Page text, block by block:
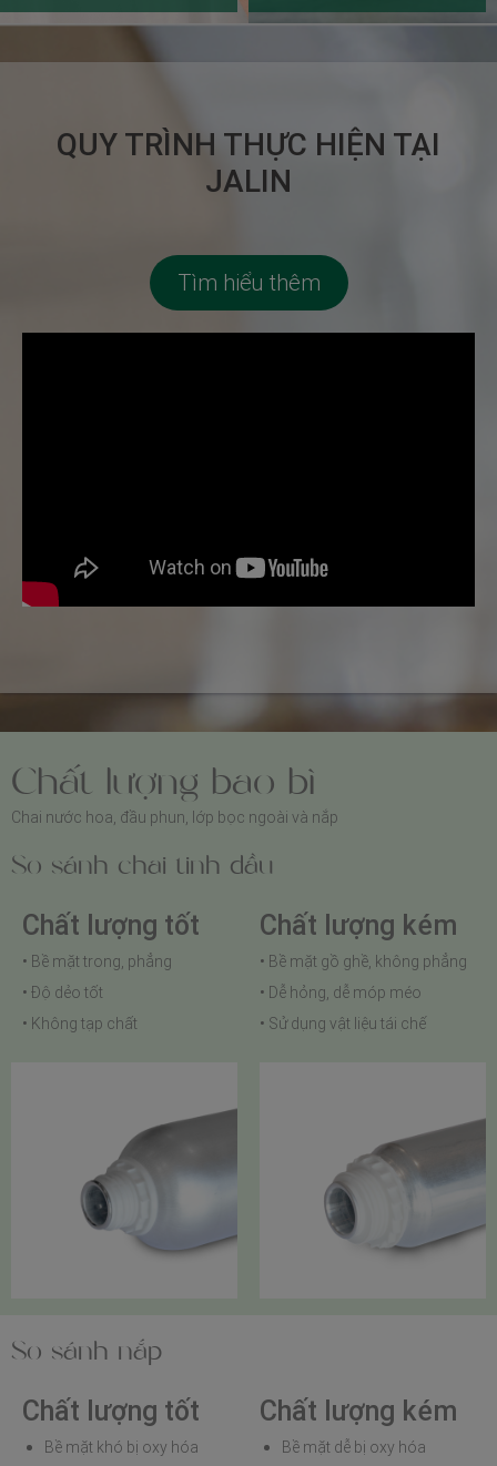
QUY TRÌNH THỰC HIỆN TẠI
JALIN
Tìm hiểu thêm
Chất lượng bao bì
Chai nước hoa, đầu phun, lớp bọc ngoài và nắp
So sánh chai tinh dầu
Chất lượng tốt
• Bề mặt trong, phẳng
• Độ dẻo tốt
• Không tạp chất
Chất lượng kém
• Bề mặt gồ ghề, không phẳng
• Dễ hỏng, dễ móp méo
• Sử dụng vật liệu tái chế
So sánh nắp
Chất lượng tốt
Bề mặt khó bị oxy hóa
Chất lượng kém
Bề mặt dễ bị oxy hóa